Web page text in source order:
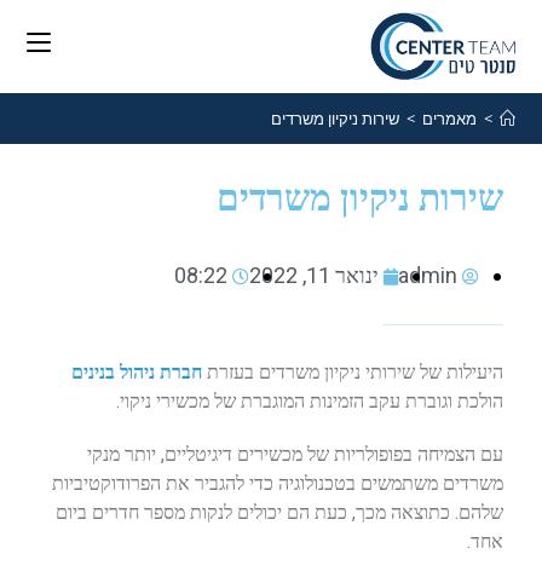
> מאמרים > שירות ניקיון משרדים
שירות ניקיון משרדים
admin ינואר 11, 2022 08:22
היעילות של שירותי ניקיון משרדים בעזרתחברת ניהול בנינים
הולכת וגוברת עקב הזמינות המוגברת של מכשירי ניקוי.
עם הצמיחה בפופולריות של מכשירים דיגיטליים, יותר מנקי
משרדים משתמשים בטכנולוגיה כדי להגביר את הפרודוקטיביות
שלהם. כתוצאה מכך, כעת הם יכולים לנקות מספר חדרים ביום
אחד.